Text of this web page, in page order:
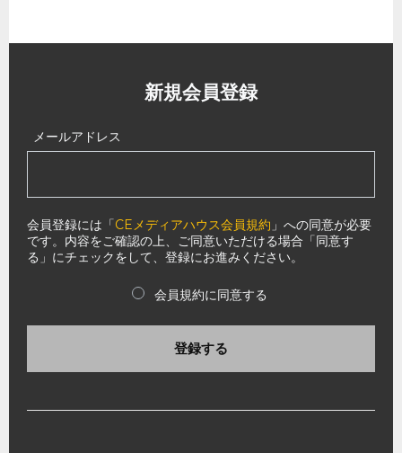
新規会員登録
メールアドレス
会員登録には「CEメディアハウス会員規約 」への同意が必要
です。内容をご確認の上、ご同意いただける場合「同意す
る」にチェックをして、登録にお進みください。
会員規約に同意する
登録する